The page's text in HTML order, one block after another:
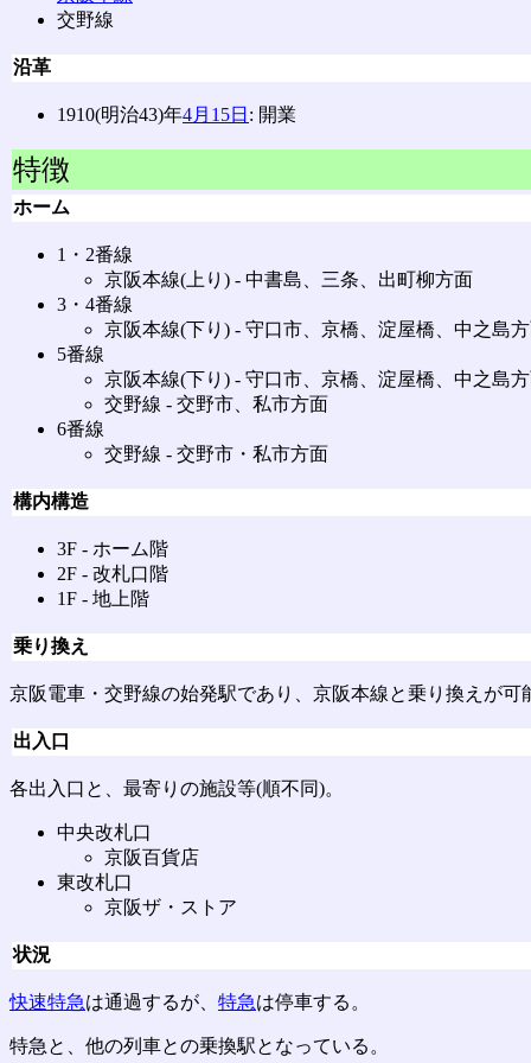
交野線
沿革
1910(明治43)年4月15日 : 開業
特徴
ホーム
1・2番線
京阪本線(上り) ‐ 中書島、三条、出町柳方面
3・4番線
京阪本線(下り) ‐ 守口市、京橋、淀屋橋、中之島
5番線
京阪本線(下り) ‐ 守口市、京橋、淀屋橋、中之島
交野線 ‐ 交野市、私市方面
6番線
交野線 ‐ 交野市・私市方面
構内構造
3F ‐ ホーム階
2F ‐ 改札口階
1F ‐ 地上階
乗り換え
京阪電車・交野線の始発駅であり、京阪本線と乗り換えが可
出入口
各出入口と、最寄りの施設等(順不同)。
中央改札口
京阪百貨店
東改札口
京阪ザ・ストア
状況
快速特急は通過するが、 特急は停車する。
特急と、他の列車との乗換駅となっている。